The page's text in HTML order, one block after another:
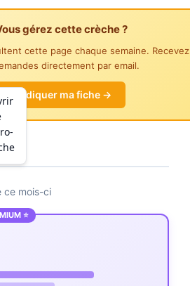
gérez cette crèche ?
cette page chaque semaine. Recevez
directement par email.
Revendiquer ma fiche →
ce mois-ci
⭐